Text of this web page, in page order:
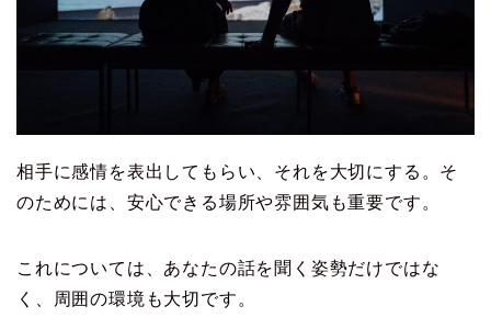
相手に感情を表出してもらい、それを大切にする。そ
のためには、安心できる場所や雰囲気も重要です。
これについては、あなたの話を聞く姿勢だけではな
く、周囲の環境も大切です。